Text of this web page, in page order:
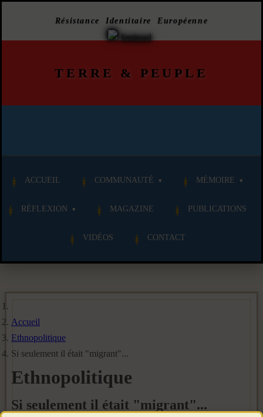
Résistance Identitaire Européenne
TERRE & PEUPLE
ACCUEIL COMMUNAUTÉ MÉMOIRE
RÉFLEXION MAGAZINE PUBLICATIONS
VIDÉOS CONTACT
Accueil
Ethnopolitique
Si seulement il était "migrant"...
Ethnopolitique
Si seulement il était "migrant"...